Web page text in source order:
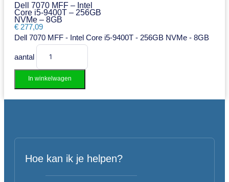
Dell 7070 MFF – Intel
Core i5-9400T – 256GB
NVMe – 8GB
€ 277,09
Dell 7070 MFF - Intel Core i5-9400T - 256GB NVMe - 8GB
aantal
In winkelwagen
Hoe kan ik je helpen?